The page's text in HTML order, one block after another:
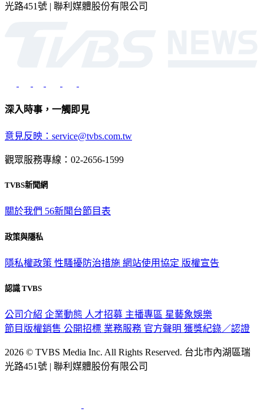
光路451號 | 聯利媒體股份有限公司
深入時事，一觸即見
意見反映：service@tvbs.com.tw
觀眾服務專線：02-2656-1599
TVBS新聞網
關於我們 56新聞台節目表
政策與隱私
隱私權政策 性騷擾防治措施 網站使用協定 版權宣告
認識 TVBS
公司介紹 企業動態 人才招募 主播專區 星藝象娛樂
節目版權銷售 公開招標 業務服務 官方聲明 獲獎紀錄／認證
2026 © TVBS Media Inc. All Rights Reserved. 台北市內湖區瑞
光路451號 | 聯利媒體股份有限公司